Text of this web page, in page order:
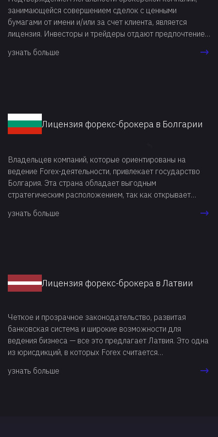
занимающейся совершением сделок с ценными
бумагами от имени и/или за счет клиента, является
лицензия. Инвесторы и трейдеры отдают предпочтение
понимают, что с нелегальным брокером нельзя
узнать больше
Лицензия форекс-брокера в Болгарии
Владельцев компаний, которые ориентированы на
ведение Forex-деятельности, привлекает государство
Болгария. Эта страна обладает выгодным
стратегическим расположением, так как открывает
Восточной Европы.
узнать больше
Лицензия форекс-брокера в Латвии
Четкое и прозрачное законодательство, развитая
банковская система и широкие возможности для
ведения бизнеса — все это предлагает Латвия. Это одна
из юрисдикций, в которых Forex считается
работающая в этой сфере, должна быть лицензирована.
узнать больше